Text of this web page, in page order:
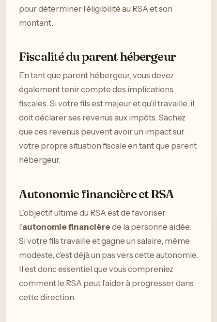
pour déterminer l’éligibilité au RSA et son
montant.
Fiscalité du parent hébergeur
En tant que parent hébergeur, vous devez
également tenir compte des implications
fiscales. Si votre fils est majeur et qu’il travaille, il
doit déclarer ses revenus aux impôts. Sachez
que ces revenus peuvent avoir un impact sur
votre propre situation fiscale en tant que parent
hébergeur.
Autonomie financière et RSA
L’objectif ultime du RSA est de favoriser
l’autonomie financière de la personne aidée.
Si votre fils travaille et gagne un salaire, même
modeste, c’est déjà un pas vers cette autonomie.
Il est donc essentiel que vous compreniez
comment le RSA peut l’aider à progresser dans
cette direction.